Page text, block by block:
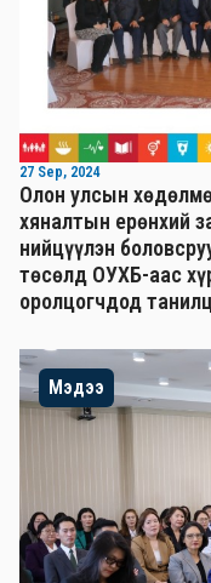
27 Sep, 2024
Олон улсын
хяналтын ерөнхий
нийцүүлэн
төсөлд ОУХБ-аас
оролцогчдод
Мэдээ